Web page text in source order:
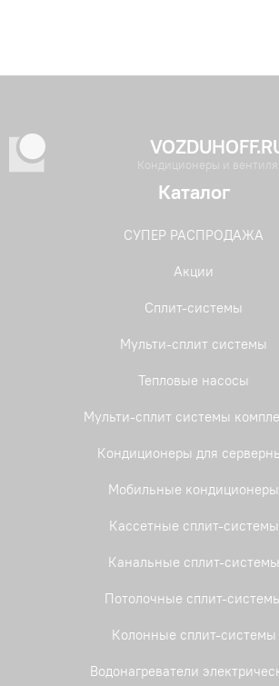
Кондиционеры и
Каталог
СУПЕР РАСПРОДАЖА
Акции
Сплит-системы
Мульти-сплит системы
Тепловые насосы
Мульти-сплит системы
Кондиционеры для
Мобильные кондиционеры
Кассетные сплит-системы
Канальные сплит-системы
Потолочные сплит-
Колонные сплит-системы
Водонагреватели